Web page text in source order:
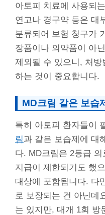
아토피 치료에 사용되
연고나 경구약 등은 대
분류되어 보험 청구가
장품이나 의약품이 아
제외될 수 있으니, 처방
하는 것이 중요합니다.
MD크림 같은 보습
특히 아토피 환자들이
림과 같은 보습제에 대
다. MD크림은 2등급
지급이 제한되기도 했
대상에 포함됩니다. 다
로 보장되는 건 아닌데
는 있지만, 대개 1회 방